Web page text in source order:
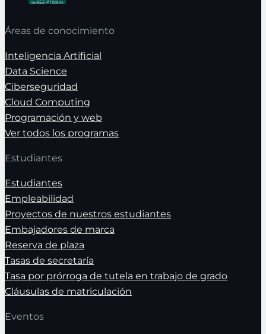
Áreas de conocimiento
Inteligencia Artificial
Data Science
Ciberseguridad
Cloud Computing
Programación y web
Ver todos los programas
Estudiantes
Estudiantes
Empleabilidad
Proyectos de nuestros estudiantes
Embajadores de marca
Reserva de plaza
Tasas de secretaría
Tasa por prórroga de tutela en trabajo de grado
Cláusulas de matriculación
Eventos